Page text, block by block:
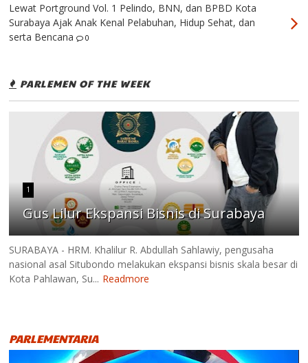
Lewat Portground Vol. 1 Pelindo, BNN, dan BPBD Kota
Surabaya Ajak Anak Kenal Pelabuhan, Hidup Sehat, dan
serta Bencana
0
PARLEMEN OF THE WEEK
1
Gus Lilur Ekspansi Bisnis di Surabaya
SURABAYA - HRM. Khalilur R. Abdullah Sahlawiy, pengusaha
nasional asal Situbondo melakukan ekspansi bisnis skala besar di
Kota Pahlawan, Su... Readmore
PARLEMENTARIA